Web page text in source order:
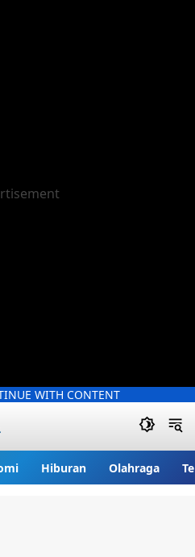
WITH CONTENT
Hiburan Olahraga